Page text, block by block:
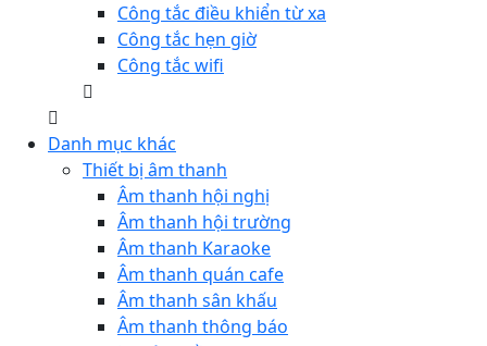
Công tắc điều khiển từ xa
Công tắc hẹn giờ
Công tắc wifi
Danh mục khác
Thiết bị âm thanh
Âm thanh hội nghị
Âm thanh hội trường
Âm thanh Karaoke
Âm thanh quán cafe
Âm thanh sân khấu
Âm thanh thông báo